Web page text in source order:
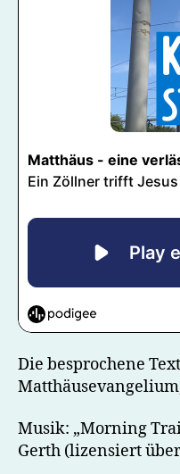
Die besprochene
Musik: „Morning
Gerth (lizensiert